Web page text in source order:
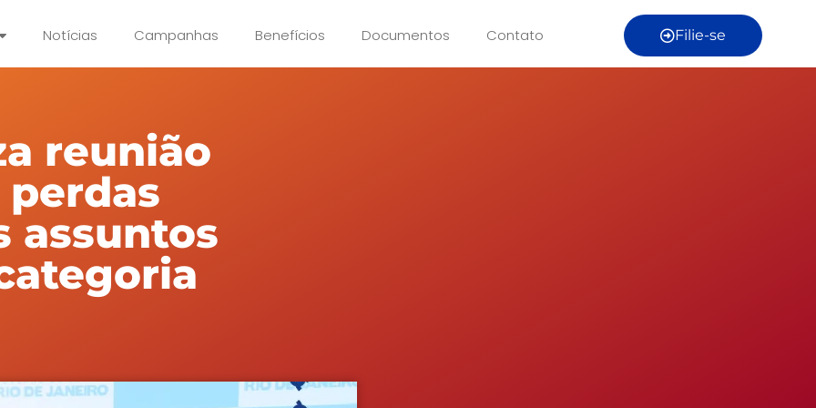
Notícias Campanhas Benefícios Documentos Contato Filie-se
reunião
assuntos